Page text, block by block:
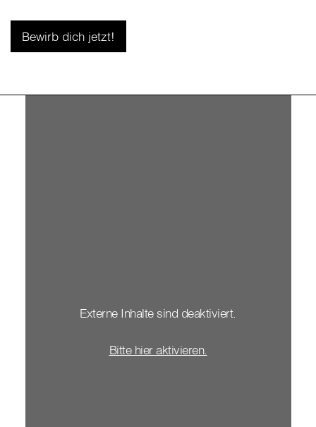
Bewirb dich jetzt!
Externe Inhalte sind deaktiviert.
Bitte hier aktivieren.